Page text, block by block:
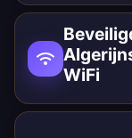
WiFi